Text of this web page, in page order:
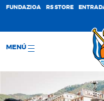
FUNDAZIOA RS STORE
MENÚ